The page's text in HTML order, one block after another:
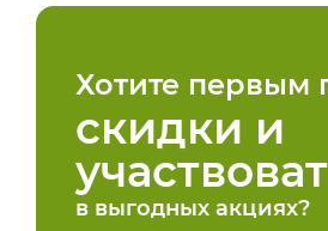
Хотите первым
скидки и
в выгодных акциях?